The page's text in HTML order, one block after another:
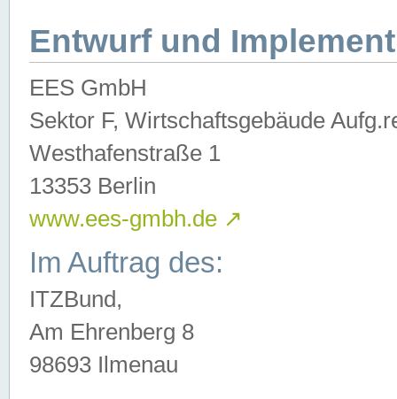
Entwurf und
EES GmbH
Sektor F, Wirtschaftsgebäude
Westhafenstraße 1
13353 Berlin
www.ees-gmbh.de ↗
Im Auftrag des:
ITZBund,
Am Ehrenberg 8
98693 Ilmenau